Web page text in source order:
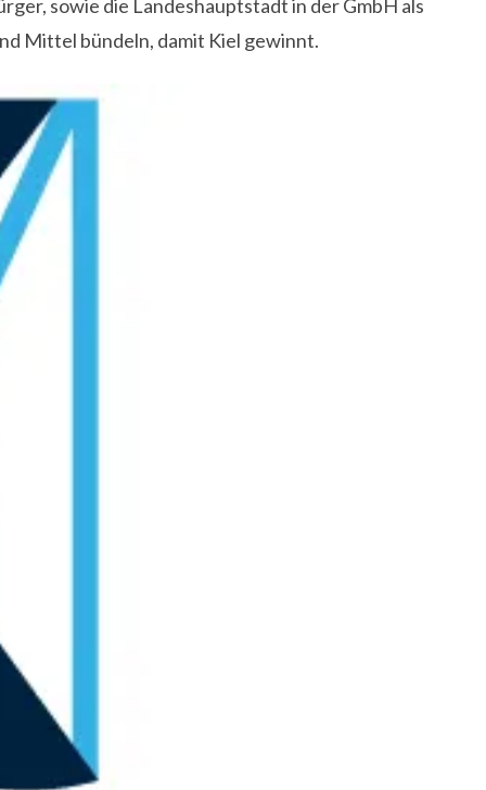
sowie die Landeshauptstadt in der GmbH als
Mittel bündeln, damit Kiel gewinnt.